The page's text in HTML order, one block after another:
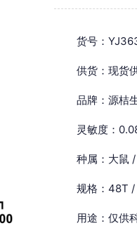
货号：
供货：现货
品牌：源桔
灵敏度：
种属：大鼠
规格：48T
用途：仅供